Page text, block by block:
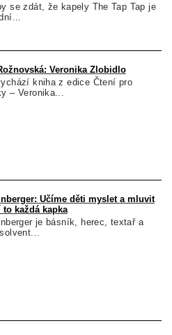
se zdát, že kapely The Tap Tap je
Veronika Zlobidlo
kniha z edice Čtení pro
– Veronika...
Učíme děti myslet a mluvit
to každá kapka
je básník, herec, textař a